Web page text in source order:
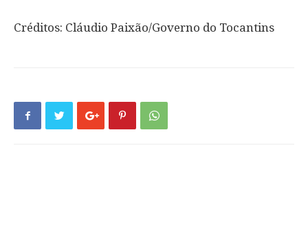
Créditos: Cláudio Paixão/Governo do Tocantins